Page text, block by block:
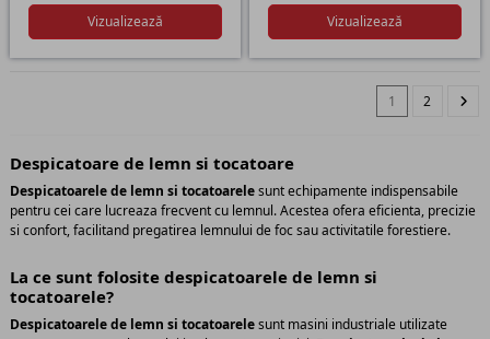
Vizualizează Vizualizează
1 2
Despicatoare de lemn si tocatoare
Despicatoarele de lemn si tocatoarelesunt echipamente indispensabile
pentru cei care lucreaza frecvent cu lemnul. Acestea ofera eficienta, precizie
si confort, facilitand pregatirea lemnului de foc sau activitatile forestiere.
La ce sunt folosite despicatoarele de lemn si
tocatoarele?
Despicatoarele de lemn si tocatoarelesunt masini industriale utilizate